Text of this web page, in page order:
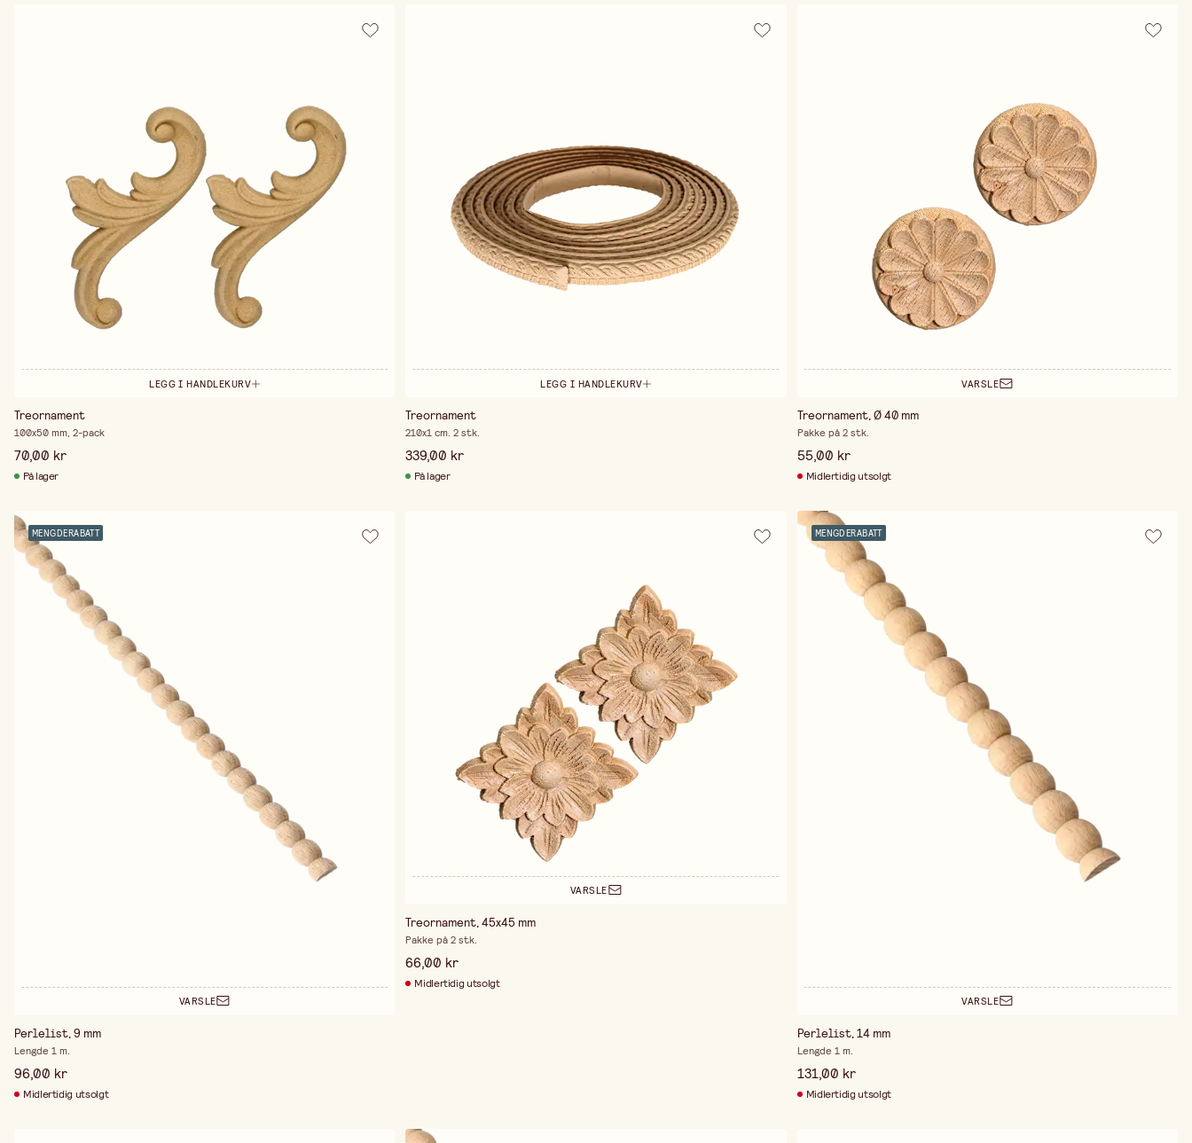
LEGG I HANDLEKURV
Treornament
100x50 mm, 2-pack
70,00 kr
På lager
LEGG I HANDLEKURV
Treornament
210x1 cm. 2 stk.
339,00 kr
På lager
VARSLE
Treornament, Ø 40 mm
Pakke på 2 stk.
55,00 kr
Midlertidig utsolgt
MENGDERABATT
VARSLE
Perlelist, 9 mm
Lengde 1 m.
96,00 kr
Midlertidig utsolgt
VARSLE
Treornament, 45x45 mm
Pakke på 2 stk.
66,00 kr
Midlertidig utsolgt
MENGDERABATT
VARSLE
Perlelist, 14 mm
Lengde 1 m.
131,00 kr
Midlertidig utsolgt